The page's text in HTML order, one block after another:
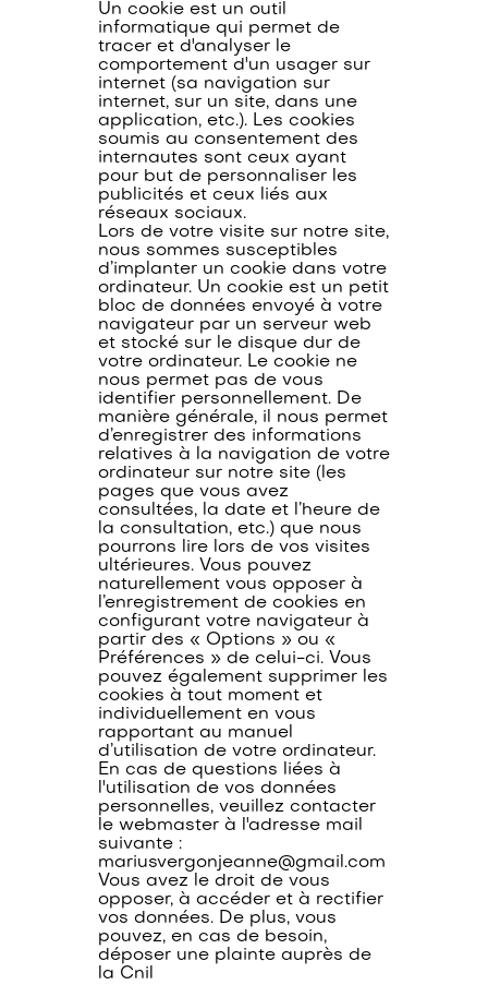
Un cookie est un outil
informatique qui permet de
tracer et d'analyser le
comportement d'un usager sur
internet (sa navigation sur
internet, sur un site, dans une
application, etc.). Les cookies
soumis au consentement des
internautes sont ceux ayant
pour but de personnaliser les
publicités et ceux liés aux
réseaux sociaux.
Lors de votre visite sur notre site,
nous sommes susceptibles
d’implanter un cookie dans votre
ordinateur. Un cookie est un petit
bloc de données envoyé à votre
navigateur par un serveur web
et stocké sur le disque dur de
votre ordinateur. Le cookie ne
nous permet pas de vous
identifier personnellement. De
manière générale, il nous permet
d’enregistrer des informations
relatives à la navigation de votre
ordinateur sur notre site (les
pages que vous avez
consultées, la date et l’heure de
la consultation, etc.) que nous
pourrons lire lors de vos visites
ultérieures. Vous pouvez
naturellement vous opposer à
l’enregistrement de cookies en
configurant votre navigateur à
partir des « Options » ou «
Préférences » de celui-ci. Vous
pouvez également supprimer les
cookies à tout moment et
individuellement en vous
rapportant au manuel
d’utilisation de votre ordinateur.
En cas de questions liées à
l'utilisation de vos données
personnelles, veuillez contacter
le webmaster à l'adresse mail
suivante :
mariusvergonjeanne@gmail.com
Vous avez le droit de vous
opposer, à accéder et à rectifier
vos données. De plus, vous
pouvez, en cas de besoin,
déposer une plainte auprès de
la Cnil